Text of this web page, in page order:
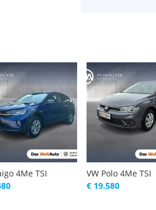
4Me TSI
VW Polo 4Me TSI
€ 19.580